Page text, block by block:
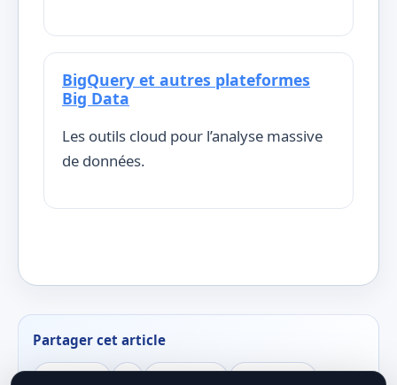
BigQuery et autres plateformes
Big Data
Les outils cloud pour l’analyse massive
de données.
Partager cet article